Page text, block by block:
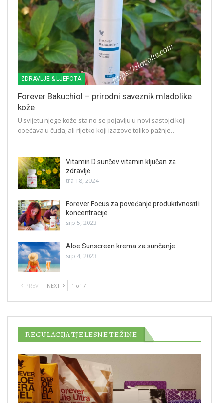
ZDRAVLJE & LJEPOTA
Forever Bakuchiol – prirodni saveznik mladolike
kože
U svijetu njege kože stalno se pojavljuju novi sastojci koji
obećavaju čuda, ali rijetko koji izazove toliko pažnje…
Vitamin D sunčev vitamin ključan za
zdravlje
tra 18, 2024
Forever Focus za povećanje produktivnosti i
koncentracije
srp 5, 2023
Aloe Sunscreen krema za sunčanje
srp 4, 2023
PREV NEXT 1 of 7
REGULACIJA TJELESNE TEŽINE